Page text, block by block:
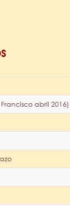
abril 2016)